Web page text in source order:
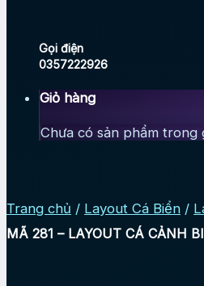
Gọi điện
0357222926
Giỏ hàng
Chưa có sản phẩm trong
Trang chủ / Layout Cá Biển /
MÃ 281 – LAYOUT CÁ CẢNH